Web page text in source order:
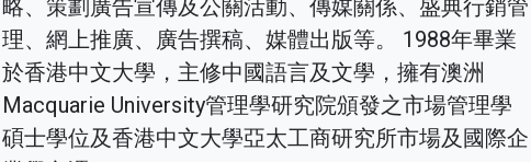
略、策劃廣告宣傳及公關活動、傳媒關係、盛典行銷管
理、網上推廣、廣告撰稿、媒體出版等。 1988年畢業
於香港中文大學，主修中國語言及文學，擁有澳洲
Macquarie University管理學研究院頒發之市場管理學
碩士學位及香港中文大學亞太工商研究所市場及國際企